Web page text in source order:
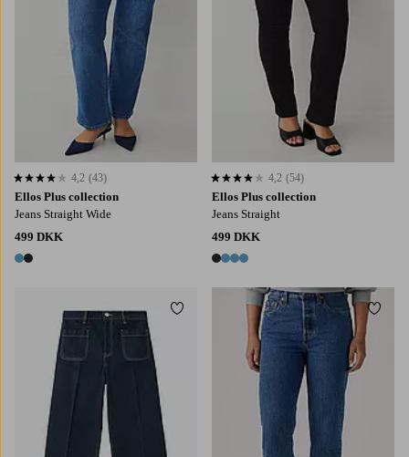
Ellos Plus collection
Jeans Straight Wide
499 DKK
2 farver
4,2 baseret på 43 bedømmelser
4,2 (43)
Ellos Plus collection
Jeans Straight
499 DKK
4 farver
4,2 baseret på 54 bedømmelser
4,2 (54)
Tilføj til favoritter